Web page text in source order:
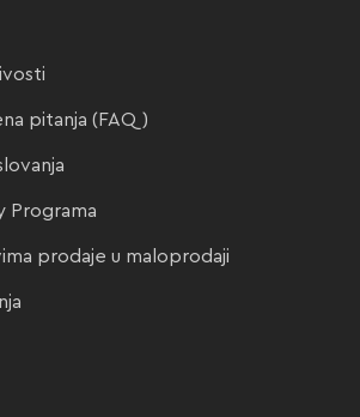
pitanja (FAQ)
Programa
prodaje u maloprodaji